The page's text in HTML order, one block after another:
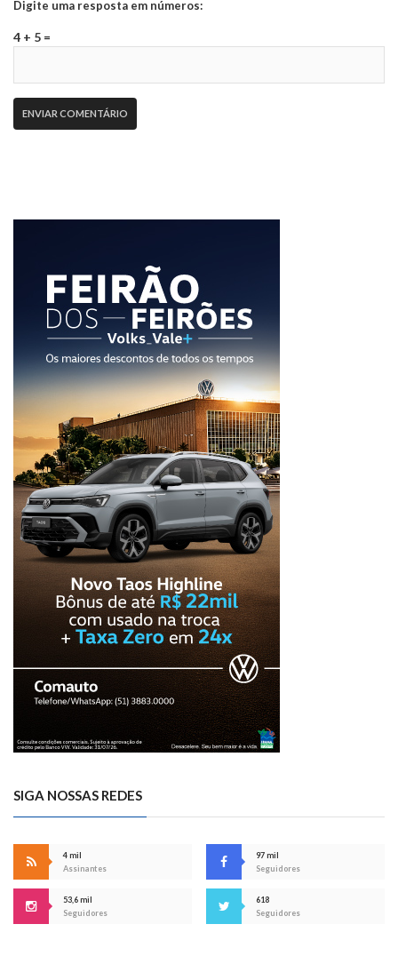
Digite uma resposta em números:
4 + 5 =
SIGA NOSSAS REDES
4 mil
Assinantes
97 mil
Seguidores
53,6 mil
Seguidores
618
Seguidores